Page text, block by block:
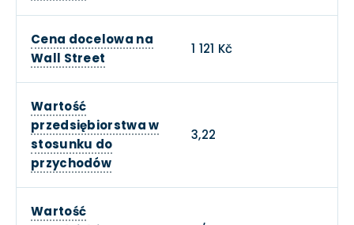
Cena docelowa na
Wall Street
1 121 Kč
Wartość
przedsiębiorstwa w
stosunku do
przychodów
3,22
Wartość